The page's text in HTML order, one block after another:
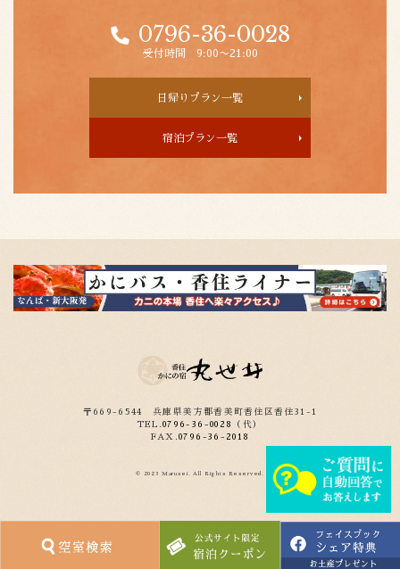
0796-36-0028
受付時間 9:00〜21:00
日帰りプラン一覧
宿泊プラン一覧
〒669-6544兵庫県美方郡香美町香住区香住31-1
TEL.0796-36-0028
（代）
FAX.0796-36-2018
© 2023 Marusei. All Rights Reserved.